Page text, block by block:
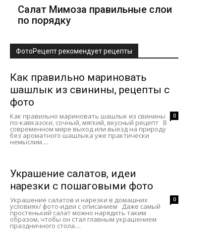
Салат Мимоза правильные слои
по порядку
ФотоРецепт рекомендует рецепты
Как правильно мариновать
шашлык из свинины, рецепты с
фото
0
Как правильно мариновать шашлык из свинины
по-кавказски, сочный, мягкий, вкусный рецепт В
современном мире выход или выезд на природу
без ароматного шашлыка уже практически
немыслим....
Украшение салатов, идеи
нарезки с пошаговыми фото
0
Украшение салатов и нарезки в домашних
условиях/ фото-идеи с описанием Даже самый
простенький салат можно нарядить таким
образом, чтобы он стал главным украшением
праздничного стола....